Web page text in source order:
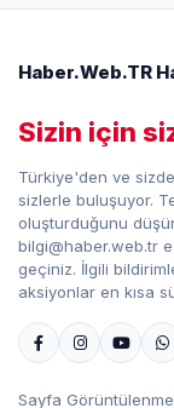
Haber.Web.TR
Sizin için
Türkiye'den ve
sizlerle buluşuyor.
oluşturduğunu
bilgi@haber.web.tr
geçiniz. İlgili
aksiyonlar en kısa
Sayfa